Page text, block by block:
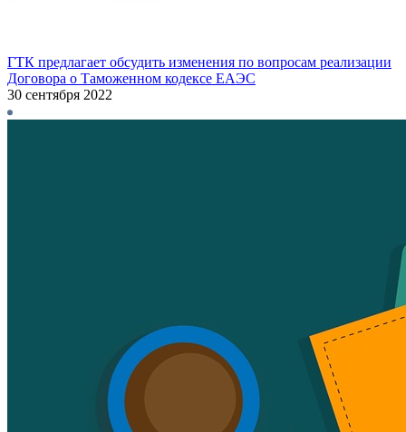
ГТК предлагает обсудить изменения по вопросам реализации
Договора о Таможенном кодексе ЕАЭС
30 сентября 2022